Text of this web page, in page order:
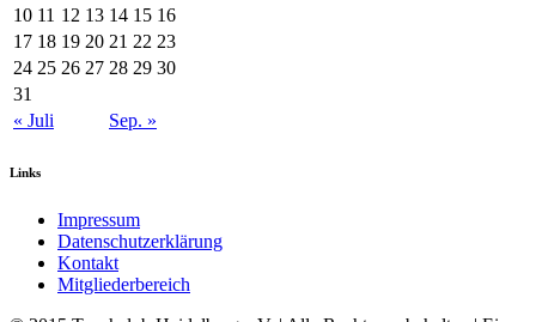
10 11 12 13 14 15 16
17 18 19 20 21 22 23
24 25 26 27 28 29 30
31
« Juli
Sep. »
Links
Impressum
Datenschutzerklärung
Kontakt
Mitgliederbereich